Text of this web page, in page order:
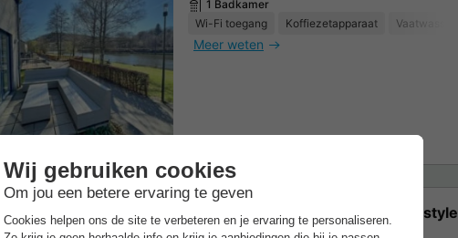
1 Badkamer
Wi-Fi toegang
Koffiezetapparaat Vaatwasser
Meer weten
Bungalow 8 personen - Libellule style
108m2
8 Volwassenen